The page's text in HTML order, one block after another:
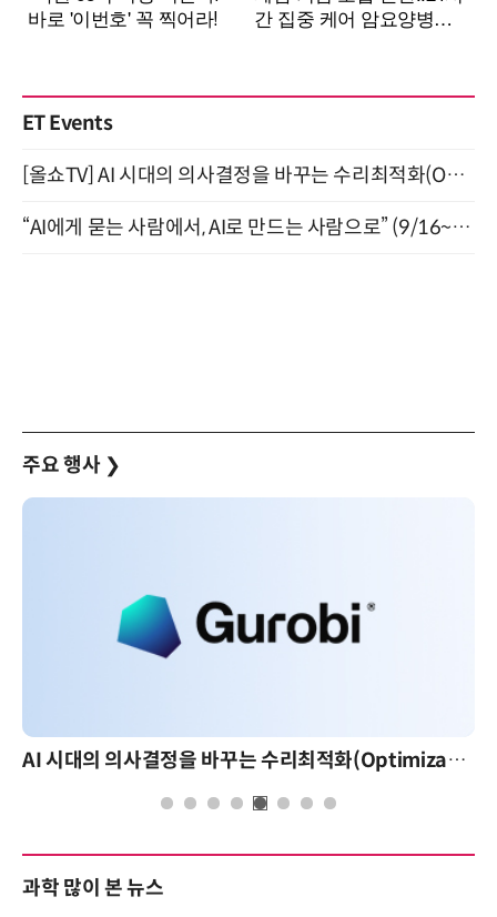
ET Events
[올쇼TV] AI 시대의 의사결정을 바꾸는 수리최적화(Optimization) 소개 (8/20 생방송)
“AI에게 묻는 사람에서, AI로 만드는 사람으로” (9/16~17)
주요 행사 ❯
AI 시대의 의사결정을 바꾸는 수리최적화(Optimization): 실제 산업 적용 사례와 활용 전략
과학 많이 본 뉴스